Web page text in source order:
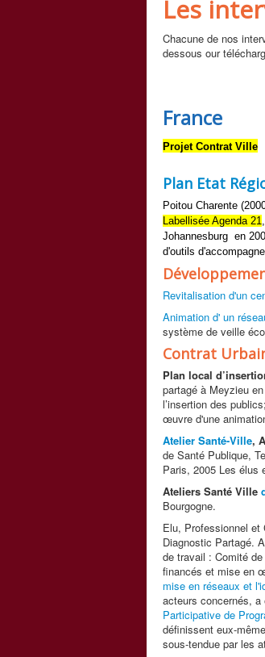
Les
Chacune de nos
dessous our
France
Projet Contrat Ville
Plan Etat
Poitou Charente
Labellisée Agenda 21
Johannesburg en
d'outils
Revitalisation d'un
Animation d' un
système de veille
Contrat
Plan local
partagé à Meyzieu
l’insertion des
œuvre d'une
Atelier Santé-Ville,
de Santé Publique,
Paris, 2005 Les élus
Ateliers Santé Ville
Bourgogne.
Elu, Professionnel et
Diagnostic Partagé.
de travail : Comité
financés et mise en
mise en réseaux et
acteurs concernés, a
Participative de
définissent eux-
sous-tendue par les